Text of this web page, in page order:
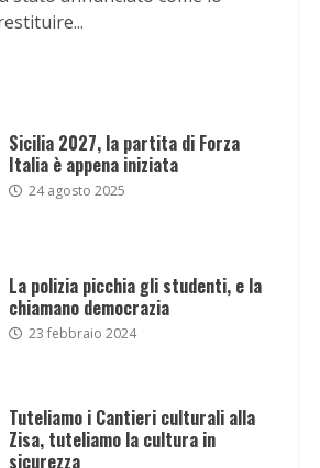
Sicilia 2027, la partita di Forza
Italia è appena iniziata
24 agosto 2025
La polizia picchia gli studenti, e la
chiamano democrazia
23 febbraio 2024
Tuteliamo i Cantieri culturali alla
Zisa, tuteliamo la cultura in
sicurezza